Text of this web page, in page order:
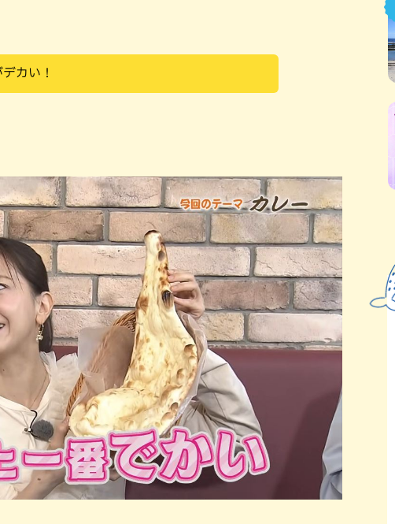
カい！